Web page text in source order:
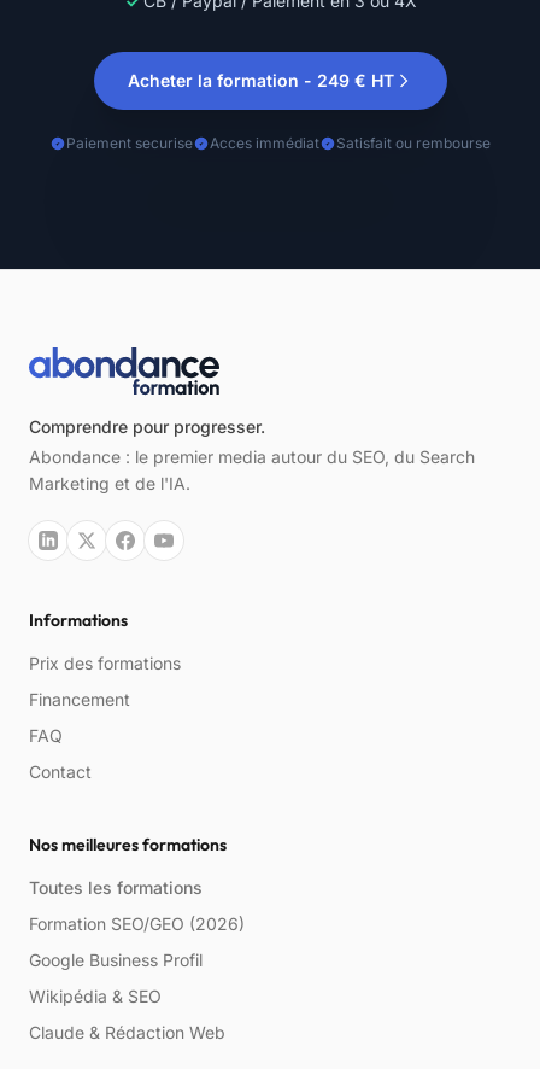
les digressions inutiles. Le contenu est clair,
structuré et de grande qualité."
"Formation très basique pour le prix"
DS De sousa A.
juillet 2025
nombreuses astuces pour mieux optimiser une
fiche Google. Je recommande !"
"Cette formation est de meilleure qualité te
Acheter la formation - 249 € HT
Paiement securise Acces immédiat Satisfait ou rembourse
Comprendre pour progresser.
Abondance : le premier media autour du SEO, du Search
Marketing et de l'IA.
Informations
Prix des formations
Financement
FAQ
Contact
Nos meilleures formations
Toutes les formations
Formation SEO/GEO (2026)
Google Business Profil
Wikipédia & SEO
Claude & Rédaction Web